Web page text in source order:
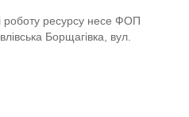
і роботу ресурсу несе ФОП
Борщагівка, вул.